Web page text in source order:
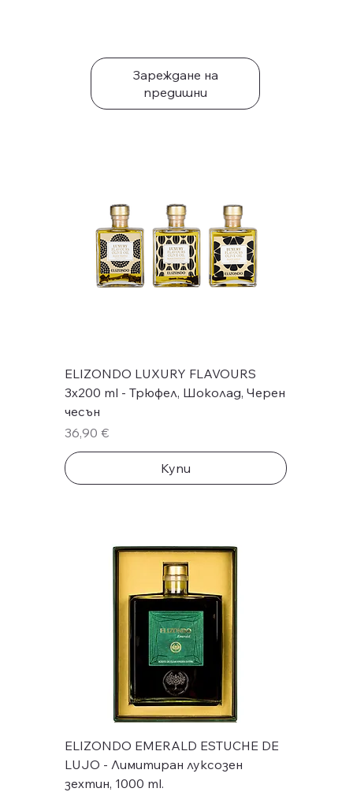
Зареждане на
предишни
ELIZONDO LUXURY FLAVOURS
3х200 ml - Трюфел, Шоколад, Черен
чесън
Цена
36,90 €
Купи
ELIZONDO EMERALD ESTUCHE DE
LUJO - Лимитиран луксозен
зехтин, 1000 ml.